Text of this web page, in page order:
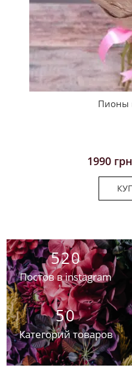
Пионы
1990 грн
520
Постов в instagram
50
Категорий товаров